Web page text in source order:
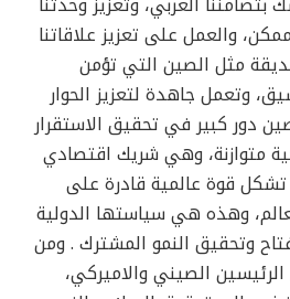
والعمل على تعزيز علاقاتنا
مثل الصين التي تؤمن
وتعمل جاهدة لتعزيز الحوار
دور كبير في تحقيق الاستقرار
متوازنة، وهي شريك اقتصادي
قوة عالمية قادرة على
وهذه هي سياستها الدولية
وتحقيق النمو المشترك . ومن
الصيني والاميركي،